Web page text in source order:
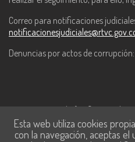
Correo para notificaciones
Denuncias por actos de corrupción:
Este contenido fue financiado
Tecnologías de la Información y
Esta web utiliza cookies
con la navegación, aceptas el